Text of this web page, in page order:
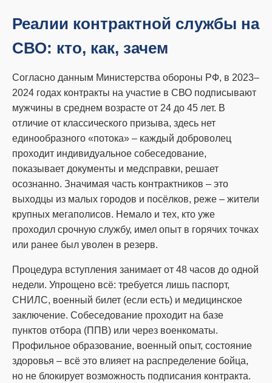
Реалии контрактной службы на
СВО: кто, как, зачем
Согласно данным Министерства обороны РФ, в 2023–
2024 годах контракты на участие в СВО подписывают
мужчины в среднем возрасте от 24 до 45 лет. В
отличие от классического призыва, здесь нет
единообразного «потока» – каждый доброволец
проходит индивидуальное собеседование,
показывает документы и медсправки, решает
осознанно. Значимая часть контрактников – это
выходцы из малых городов и посёлков, реже – жители
крупных мегаполисов. Немало и тех, кто уже
проходил срочную службу, имел опыт в горячих точках
или ранее был уволен в резерв.
Процедура вступления занимает от 48 часов до одной
недели. Упрощено всё: требуется лишь паспорт,
СНИЛС, военный билет (если есть) и медицинское
заключение. Собеседование проходит на базе
пунктов отбора (ППВ) или через военкоматы.
Профильное образование, военный опыт, состояние
здоровья – всё это влияет на распределение бойца,
но не блокирует возможность подписания контракта.